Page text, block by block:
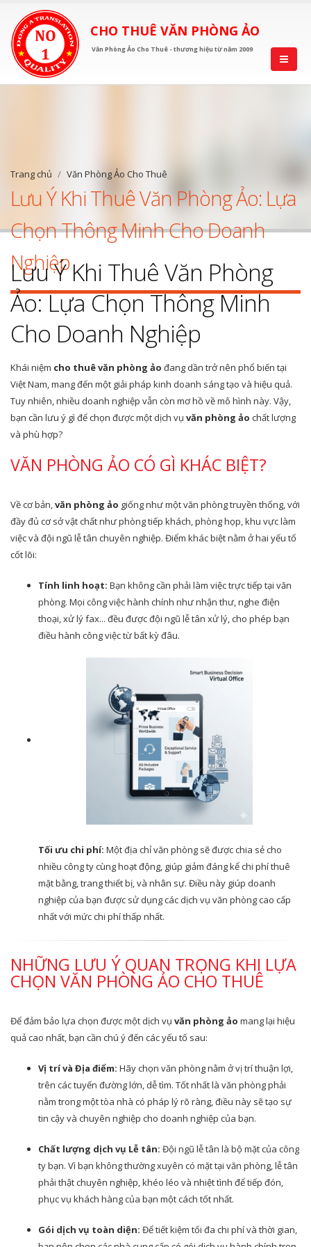
CHO THUÊ VĂN PHÒNG ẢO
Văn Phòng Ảo Cho Thuê - thương hiệu từ năm 2009
Trang chủ Văn Phòng Ảo Cho Thuê
Lưu Ý Khi Thuê Văn Phòng Ảo: Lựa
Chọn Thông Minh Cho Doanh
Nghiệp
Lưu Ý Khi Thuê Văn Phòng
Ảo: Lựa Chọn Thông Minh
Cho Doanh Nghiệp
Khái niệm cho thuêvăn phòng ảo đang dần trở nên phổ biến tại
Việt Nam, mang đến một giải pháp kinh doanh sáng tạo và hiệu quả.
Tuy nhiên, nhiều doanh nghiệp vẫn còn mơ hồ về mô hình này. Vậy,
bạn cần lưu ý gì để chọn được một dịch vụ văn phòng ảo chất lượng
và phù hợp?
VĂN PHÒNG ẢO CÓ GÌ KHÁC BIỆT?
Về cơ bản,văn phòng ảo giống như một văn phòng truyền thống, với
đầy đủ cơ sở vật chất như phòng tiếp khách, phòng họp, khu vực làm
việc và đội ngũ lễ tân chuyên nghiệp. Điểm khác biệt nằm ở hai yếu tố
cốt lõi:
Tính linh hoạt: Bạn không cần phải làm việc trực tiếp tại văn
phòng. Mọi công việc hành chính như nhận thư, nghe điện
thoại, xử lý fax... đều được đội ngũ lễ tân xử lý, cho phép bạn
điều hành công việc từ bất kỳ đâu.
Tối ưu chi phí: Một địa chỉ văn phòng sẽ được chia sẻ cho
nhiều công ty cùng hoạt động, giúp giảm đáng kể chi phí thuê
mặt bằng, trang thiết bị, và nhân sự. Điều này giúp doanh
nghiệp của bạn được sử dụng các dịch vụ văn phòng cao cấp
nhất với mức chi phí thấp nhất.
NHỮNG LƯU Ý QUAN TRỌNG KHI LỰA
CHỌN VĂN PHÒNG ẢO CHO THUÊ
Để đảm bảo lựa chọn được một dịch vụ văn phòng ảo mang lại hiệu
quả cao nhất, bạn cần chú ý đến các yếu tố sau:
Vị trí và Địa điểm: Hãy chọn văn phòng nằm ở vị trí thuận lợi,
trên các tuyến đường lớn, dễ tìm. Tốt nhất là văn phòng phải
nằm trong một tòa nhà có pháp lý rõ ràng, điều này sẽ tạo sự
tin cậy và chuyên nghiệp cho doanh nghiệp của bạn.
Chất lượng dịch vụ Lễ tân: Đội ngũ lễ tân là bộ mặt của công
ty bạn. Vì bạn không thường xuyên có mặt tại văn phòng, lễ tân
phải thật chuyên nghiệp, khéo léo và nhiệt tình để tiếp đón,
phục vụ khách hàng của bạn một cách tốt nhất.
Gói dịch vụ toàn diện: Để tiết kiệm tối đa chi phí và thời gian,